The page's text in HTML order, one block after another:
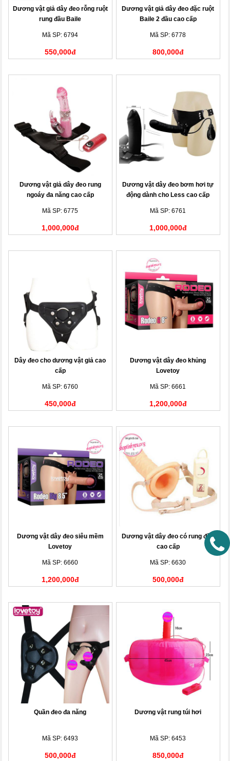
Dương vật giả dây đeo rỗng ruột
rung đầu Baile
Mã SP: 6794
550,000đ
Dương vật giả dây đeo đặc ruột
Baile 2 đầu cao cấp
Mã SP: 6778
800,000đ
Dương vật giả dây đeo rung
ngoáy đa năng cao cấp
Mã SP: 6775
1,000,000đ
Dương vật dây đeo bơm hơi tự
động dành cho Less cao cấp
Mã SP: 6761
1,000,000đ
Dây đeo cho dương vật giả cao
cấp
Mã SP: 6760
450,000đ
Dương vật dây đeo khủng
Lovetoy
Mã SP: 6661
1,200,000đ
Dương vật dây đeo siêu mềm
Lovetoy
Mã SP: 6660
1,200,000đ
Dương vật dây đeo có rung đầu
cao cấp
Mã SP: 6630
500,000đ
Quần đeo đa năng
Mã SP: 6493
500,000đ
Dương vật rung túi hơi
Mã SP: 6453
850,000đ